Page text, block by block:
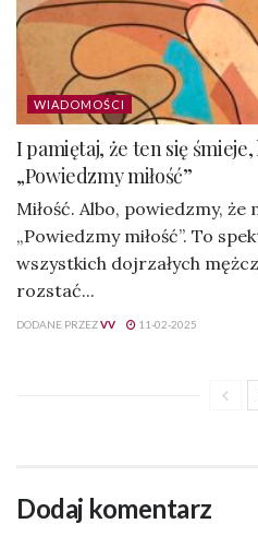
WIADOMOŚCI
I pamiętaj, że ten się
„Powiedzmy miłość”
Miłość. Albo, powiedzmy, że
„Powiedzmy miłość”. To
wszystkich dojrzałych
rozstać...
DODANE PRZEZVV 11-02-2025
Dodaj komentarz